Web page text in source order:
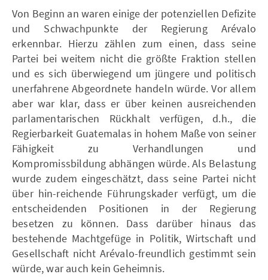
Von Beginn an waren einige der potenziellen Defizite
und Schwachpunkte der Regierung Arévalo
erkennbar. Hierzu zählen zum einen, dass seine
Partei bei weitem nicht die größte Fraktion stellen
und es sich überwiegend um jüngere und politisch
unerfahrene Abgeordnete handeln würde. Vor allem
aber war klar, dass er über keinen ausreichenden
parlamentarischen Rückhalt verfügen, d.h., die
Regierbarkeit Guatemalas in hohem Maße von seiner
Fähigkeit zu Verhandlungen und
Kompromissbildung abhängen würde. Als Belastung
wurde zudem eingeschätzt, dass seine Partei nicht
über hin-reichende Führungskader verfügt, um die
entscheidenden Positionen in der Regierung
besetzen zu können. Dass darüber hinaus das
bestehende Machtgefüge in Politik, Wirtschaft und
Gesellschaft nicht Arévalo-freundlich gestimmt sein
würde, war auch kein Geheimnis.